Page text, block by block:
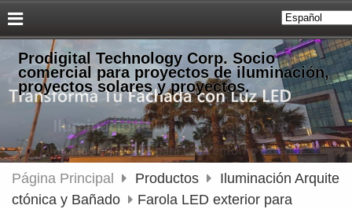
Prodigital Technology Corp. Socio
comercial para proyectos de iluminación,
proyectos solares y proyectos.
Página Principal Productos
Iluminación Arquite
ctónica y Bañado
Farola LED exterior para